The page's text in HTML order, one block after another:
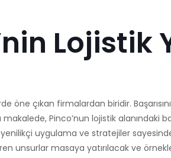
Lojistik
öne çıkan firmalardan biridir.
Pinco’nun lojistik
uygulama ve stratejiler
unsurlar masaya yatırılacak ve